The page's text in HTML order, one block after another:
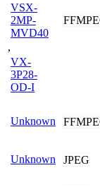
VSX-
2MP-
MVD40
,
VX-
3P28-
OD-I
Unknown
Unknown JPEG